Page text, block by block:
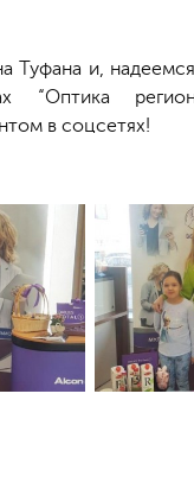
и,
“Оптика
в соцсетях!